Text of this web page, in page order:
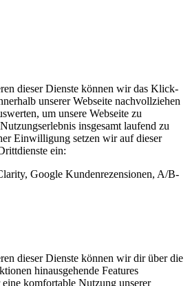
dieser Dienste können wir das Klick-
unserer Webseite nachvollziehen
um unsere Webseite zu
insgesamt laufend zu
Einwilligung setzen wir auf dieser
ein:
Google Kundenrezensionen, A/B-
dieser Dienste können wir dir über die
hinausgehende Features
komfortable Nutzung unserer